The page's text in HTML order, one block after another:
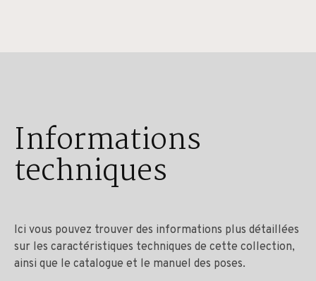
Informations
techniques
Ici vous pouvez trouver des informations plus détaillées
sur les caractéristiques techniques de cette collection,
ainsi que le catalogue et le manuel des poses.